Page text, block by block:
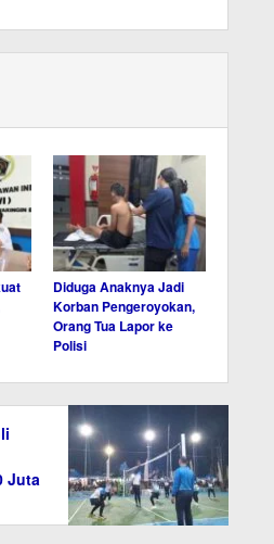
Diduga Anaknya Jadi
Korban Pengeroyokan,
Orang Tua Lapor ke
Polisi
Juta